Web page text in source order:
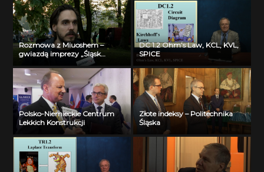
Rozmowa z Miuoshem –
gwiazdą imprezy „Śląsk
DC 1.2 Ohm’s Law, KCL, KVL,
SPICE
Polsko-Niemieckie Centrum
Lekkich Konstrukcji
Złote indeksy – Politechnika
Śląska